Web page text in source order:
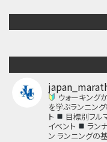
ウォーキング
を学ぶランニン
ト
目標別フル
イベント
ラン
ン ランニングの